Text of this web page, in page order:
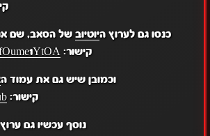
כנסו גם לערוץ היוטיובשל הסאב, שם
קישור:
וכמובן שיש גם את עמוד ה
קישור:
נוסף עכשיו גם